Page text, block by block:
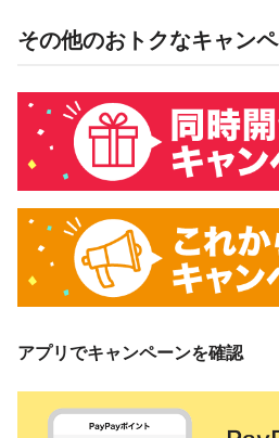
その他のおトクなキャン
アプリでキャンペーンを確認